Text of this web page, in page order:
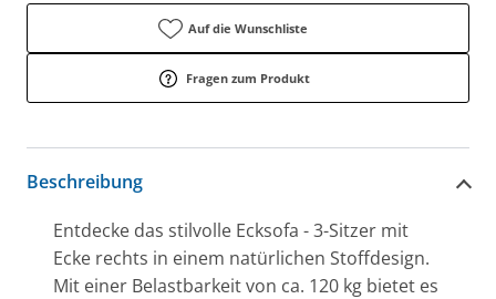
Auf die Wunschliste
Fragen zum Produkt
Beschreibung
Entdecke das stilvolle Ecksofa - 3-Sitzer mit
Ecke rechts in einem natürlichen Stoffdesign.
Mit einer Belastbarkeit von ca. 120 kg bietet es